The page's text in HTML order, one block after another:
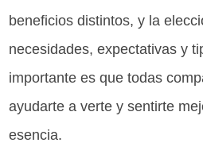
beneficios distintos, y la
necesidades, expectativas y
importante es que todas
ayudarte a verte y sentirte
esencia.